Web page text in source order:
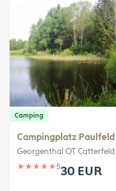
Camping
Campingplatz Paulfeld
Georgenthal OT Catterfeld
★ ★ ★ ★ ★530 EUR